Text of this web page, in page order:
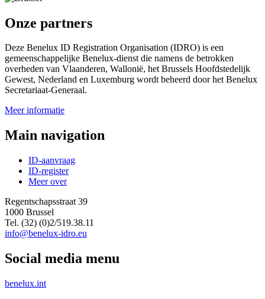
Onze partners
Deze Benelux ID Registration Organisation (IDRO) is een
gemeenschappelijke Benelux-dienst die namens de betrokken
overheden van Vlaanderen, Wallonië, het Brussels Hoofdstedelijk
Gewest, Nederland en Luxemburg wordt beheerd door het Benelux
Secretariaat-Generaal.
Meer informatie
Main navigation
ID-aanvraag
ID-register
Meer over
Regentschapsstraat 39
1000 Brussel
Tel. (32) (0)2/519.38.11
info@benelux-idro.eu
Social media menu
benelux.int